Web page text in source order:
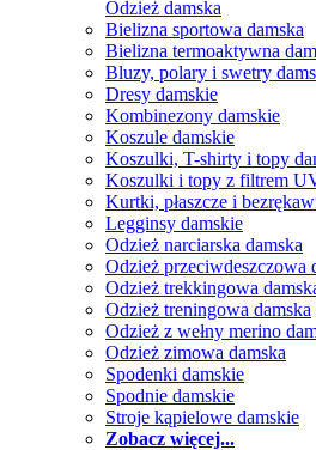
Odzież damska
Bielizna sportowa damska
Bielizna termoaktywna
Bluzy, polary i swetry
Dresy damskie
Kombinezony damskie
Koszule damskie
Koszulki, T-shirty i topy
Koszulki i topy z filtrem
Kurtki, płaszcze i
Legginsy damskie
Odzież narciarska damska
Odzież przeciwdeszczowa
Odzież trekkingowa
Odzież treningowa damska
Odzież z wełny merino
Odzież zimowa damska
Spodenki damskie
Spodnie damskie
Stroje kąpielowe damskie
Zobacz więcej...